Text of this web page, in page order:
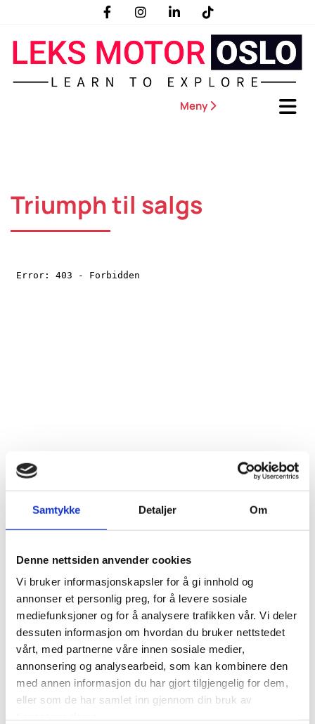
Samtykke Detaljer Om
Denne nettsiden anvender cookies
Vi bruker informasjonskapsler for å gi innhold og
annonser et personlig preg, for å levere sosiale
mediefunksjoner og for å analysere trafikken vår. Vi deler
dessuten informasjon om hvordan du bruker nettstedet
vårt, med partnerne våre innen sosiale medier,
annonsering og analysearbeid, som kan kombinere den
med annen informasjon du har gjort tilgjengelig for dem,
eller som de har samlet inn gjennom din bruk av
Meny 
Triumph til salgs